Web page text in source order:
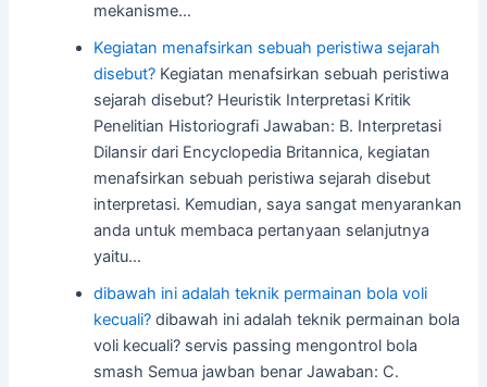
mekanisme…
Kegiatan menafsirkan sebuah peristiwa sejarah
disebut? Kegiatan menafsirkan sebuah peristiwa
sejarah disebut? Heuristik Interpretasi Kritik
Penelitian Historiografi Jawaban: B. Interpretasi
Dilansir dari Encyclopedia Britannica, kegiatan
menafsirkan sebuah peristiwa sejarah disebut
interpretasi. Kemudian, saya sangat menyarankan
anda untuk membaca pertanyaan selanjutnya
yaitu…
dibawah ini adalah teknik permainan bola voli
kecuali? dibawah ini adalah teknik permainan bola
voli kecuali? servis passing mengontrol bola
smash Semua jawban benar Jawaban: C.